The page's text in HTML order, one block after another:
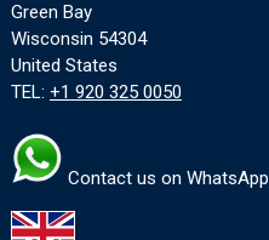
Green Bay
Wisconsin 54304
United States
TEL: +1 920 325 0050
Contact us on WhatsApp